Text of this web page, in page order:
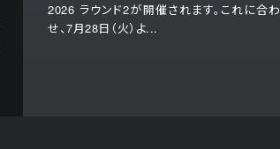
2026 ラウンド2が開催されます。これに合わ
せ、7月28日（火）よ...